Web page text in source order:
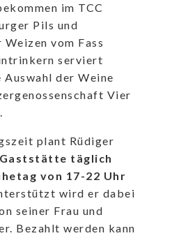
im TCC
Pils und
vom Fass
serviert
der Weine
Vier
plant Rüdiger
Gaststätte täglich
von 17-22 Uhr
wird er dabei
seiner Frau und
Bezahlt werden kann